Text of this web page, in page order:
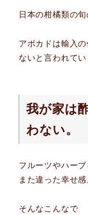
日本の柑橘類の
アボカドは輸入
ないと言われてい
我が家は
わない。
フルーツやハー
また違った幸せ感
そんなこんなで